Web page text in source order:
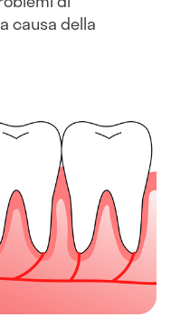
causa della